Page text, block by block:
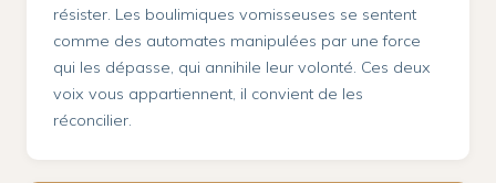
résister. Les boulimiques vomisseuses se sentent
comme des automates manipulées par une force
qui les dépasse, qui annihile leur volonté. Ces deux
voix vous appartiennent, il convient de les
réconcilier.